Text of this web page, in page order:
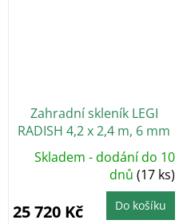
Zahradní skleník LEGI
RADISH 4,2 x 2,4 m, 6 mm
Skladem - dodání do 10
dnů (17 ks)
25 720 Kč Do košíku